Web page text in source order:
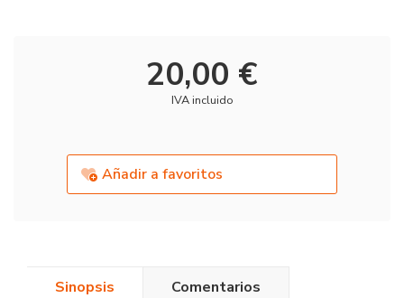
20,00 €
IVA incluido
Añadir a favoritos
Sinopsis Comentarios